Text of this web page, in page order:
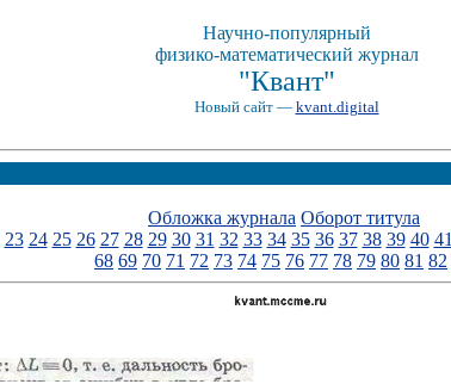
Научно-популярный
физико-математический журнал
"Квант"
Новый сайт — kvant.digital
Обложка журнала Оборот титула
23 24 25 26 27 28 29 30 31 32 33 34 35 36 37 38 39 40 41
68 69 70 71 72 73 74 75 76 77 78 79 80 81 82